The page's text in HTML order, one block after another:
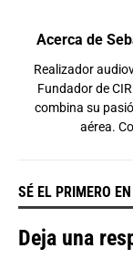
Acerca de
Realizador
Fundador de
combina su
aérea.
SÉ EL PRIMERO
Deja una